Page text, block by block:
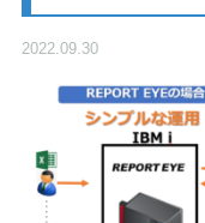
2022.09.30